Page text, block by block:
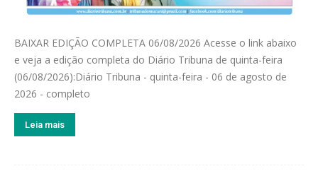
BAIXAR EDIÇÃO COMPLETA 06/08/2026 Acesse o link abaixo
e veja a edição completa do Diário Tribuna de quinta-feira
(06/08/2026):Diário Tribuna - quinta-feira - 06 de agosto de
2026 - completo
Leia mais